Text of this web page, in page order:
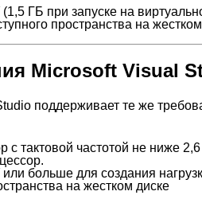
ГБ при запуске на
пространства на
Microsoft Visual
поддерживает те же
с тактовой частотой не ниже
больше для создания
на жестком диске